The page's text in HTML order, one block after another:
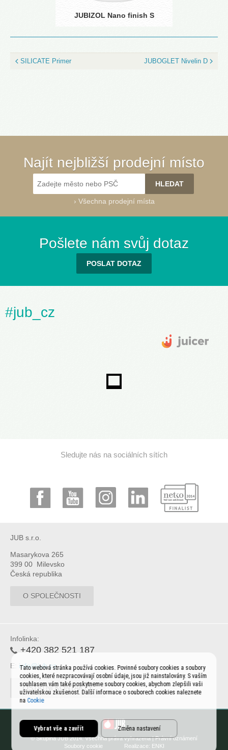
JUBIZOL Nano finish S
SILICATE Primer JUBOGLET Nivelin D
Najít nejbližší prodejní místo
› Všechna prodejní místa
Pošlete nám svůj dotaz
POSLAT DOTAZ
#jub_cz
Sledujte nás na sociálních sítích
JUB s.r.o.
Masarykova 265
399 00 Milevsko
Česká republika
O SPOLEČNOSTI
Infolinka:
+420 382 521 187
E: info@jub.cz
OSTATNÍ KONTAKTY
© Skupina JUB 2014. Všechna práva vyhrazena |Právní oznámení
Soubory cookie Realizace: ENKI
Tato webová stránka používá cookies. Povinné soubory cookies a soubory
cookies, které nezpracovávají osobní údaje, jsou již nainstalovány. S vaším
souhlasem vám také poskytneme soubory cookies, abychom zlepšili vaši
uživatelskou zkušenost. Další informace o souborech cookies naleznete
na Cookie
Změna nastavení
Vybrat vše a zavřít